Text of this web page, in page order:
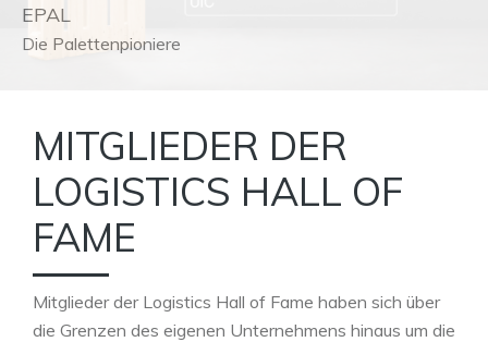
EPAL
Die Palettenpioniere
MITGLIEDER DER
LOGISTICS HALL OF
FAME
Mitglieder der Logistics Hall of Fame haben sich über
die Grenzen des eigenen Unternehmens hinaus um die